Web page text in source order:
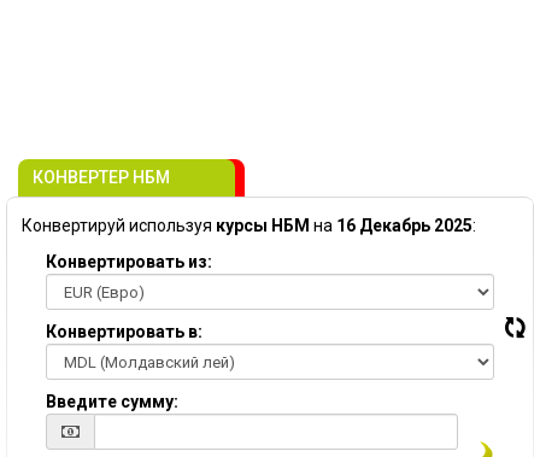
КОНВЕРТЕР НБМ
Конвертируй используя курсы НБМ на 16 Декабрь 2025:
Конвертировать из:
Конвертировать в:
Введите сумму: